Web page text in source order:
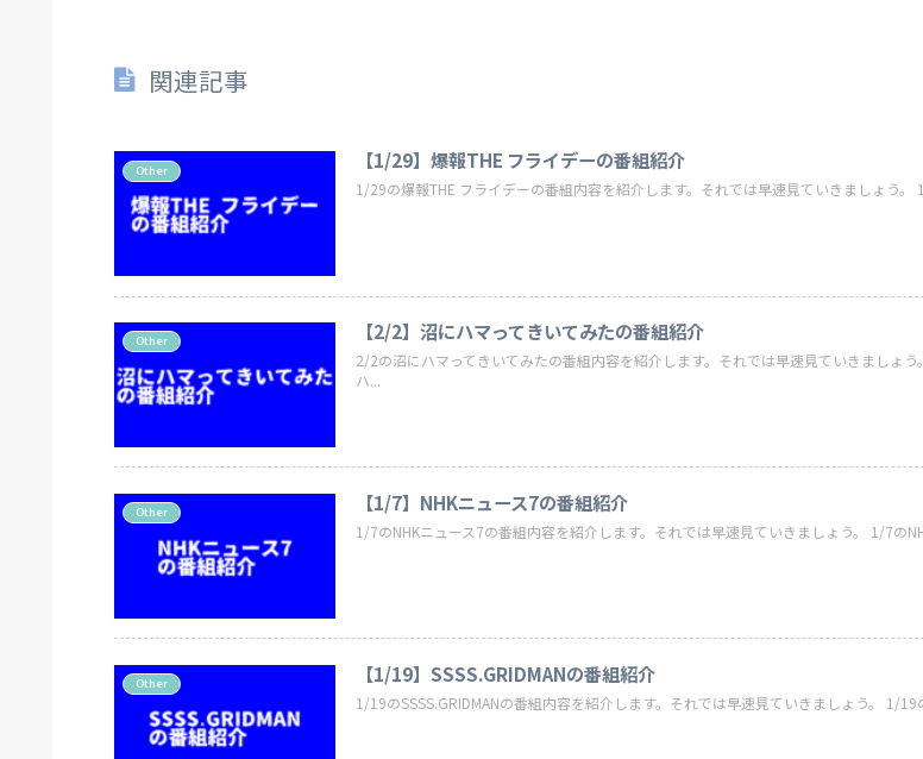
関連記事
Other 【1/29】爆報THE フライデーの番組紹介
1/29の爆報THE フライデーの番組内容を紹介します。それでは早速見ていきましょう。
Other 【2/2】沼にハマってきいてみたの番組紹介
2/2の沼にハマってきいてみたの番組内容を紹介します。それでは早速見ていきましょう
ハ...
Other 【1/7】NHKニュース7の番組紹介
1/7のNHKニュース7の番組内容を紹介します。それでは早速見ていきましょう。 1/7の
Other 【1/19】SSSS.GRIDMANの番組紹介
1/19のSSSS.GRIDMANの番組内容を紹介します。それでは早速見ていきましょう。 1/19